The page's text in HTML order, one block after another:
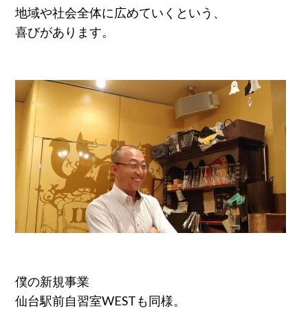
地域や社会全体に広めていくという、
喜びがあります。
僕の新規事業
仙台駅前自習室WESTも同様。